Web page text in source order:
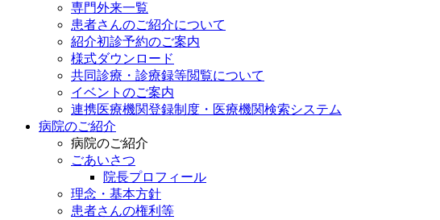
専門外来一覧
患者さんのご紹介について
紹介初診予約のご案内
様式ダウンロード
共同診療・診療録等閲覧について
イベントのご案内
連携医療機関登録制度・医療機関検索システム
病院のご紹介
病院のご紹介
ごあいさつ
院長プロフィール
理念・基本方針
患者さんの権利等